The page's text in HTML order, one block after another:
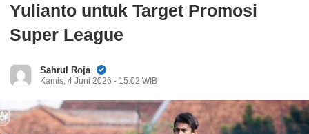
Yulianto untuk Target Promosi
Super League
Sahrul Roja
Kamis, 4 Juni 2026 - 15:02 WIB